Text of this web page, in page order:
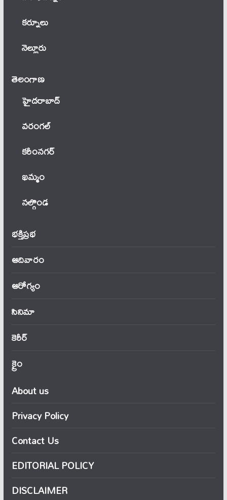
కర్నూలు
నెల్లూరు
తెలంగాణ‌
హైదరాబాద్
వ‌రంగ‌ల్
కరీంనగర్
ఖ‌మ్మం
నల్గొండ
భక్తిప్రభ
ఆదివారం
ఆరోగ్యం
సినిమా
కెరీర్
క్రైం
About us
Privacy Policy
Contact Us
EDITORIAL POLICY
DISCLAIMER